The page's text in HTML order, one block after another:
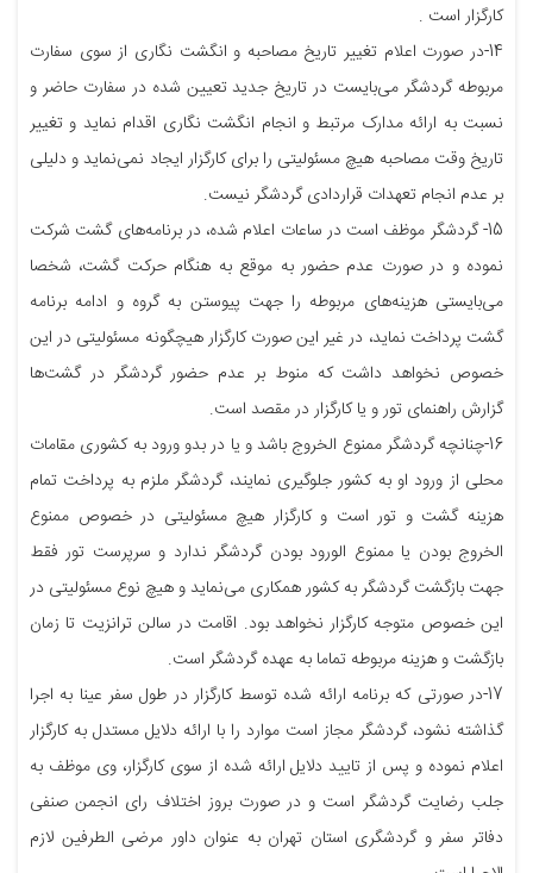
کارگزار است .
14-در صورت اعلام تغییر تاریخ مصاحبه و انگشت نگاری از سوی سفارت
مربوطه گردشگر می‌بایست در تاریخ جدید تعیین شده در سفارت حاضر و
نسبت به ارائه مدارک مرتبط و انجام انگشت نگاری اقدام نماید و تغییر
تاریخ وقت مصاحبه هیچ مسئولیتی را برای کارگزار ایجاد نمی‌نماید و دلیلی
بر عدم انجام تعهدات قراردادی گردشگر نیست.
15- گردشگر موظف است در ساعات اعلام شده، در برنامه‌های گشت شرکت
نموده و در صورت عدم حضور به موقع به هنگام حرکت گشت، شخصا
می‌بایستی هزینه‌های مربوطه را جهت پیوستن به گروه و ادامه برنامه
گشت پرداخت نماید، در غیر این صورت کارگزار هیچگونه مسئولیتی در این
خصوص نخواهد داشت که منوط بر عدم حضور گردشگر در گشت‌ها
گزارش راهنمای تور و یا کارگزار در مقصد است.
16-چنانچه گردشگر ممنوع الخروج باشد و یا در بدو ورود به کشوری مقامات
محلی از ورود او به کشور جلوگیری نمایند، گردشگر ملزم به پرداخت تمام
هزینه گشت و تور است و کارگزار هیچ مسئولیتی در خصوص ممنوع
الخروج بودن یا ممنوع الورود بودن گردشگر ندارد و سرپرست تور فقط
جهت بازگشت گردشگر به کشور همکاری می‌نماید و هیچ نوع مسئولیتی در
این خصوص متوجه کارگزار نخواهد بود. اقامت در سالن ترانزیت تا زمان
بازگشت و هزینه مربوطه تماما به عهده گردشگر است.
17-در صورتی که برنامه ارائه شده توسط کارگزار در طول سفر عینا به اجرا
گذاشته نشود، گردشگر مجاز است موارد را با ارائه دلایل مستدل به کارگزار
اعلام نموده و پس از تایید دلایل ارائه شده از سوی کارگزار، وی موظف به
جلب رضایت گردشگر است و در صورت بروز اختلاف رای انجمن صنفی
دفاتر سفر و گردشگری استان تهران به عنوان داور مرضی الطرفین لازم